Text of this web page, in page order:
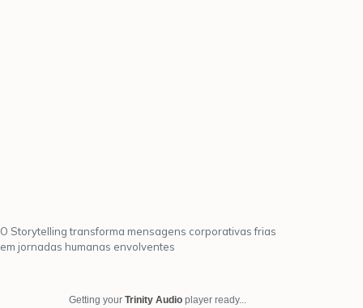
O Storytelling transforma mensagens corporativas frias
em jornadas humanas envolventes
Getting your Trinity Audio player ready...